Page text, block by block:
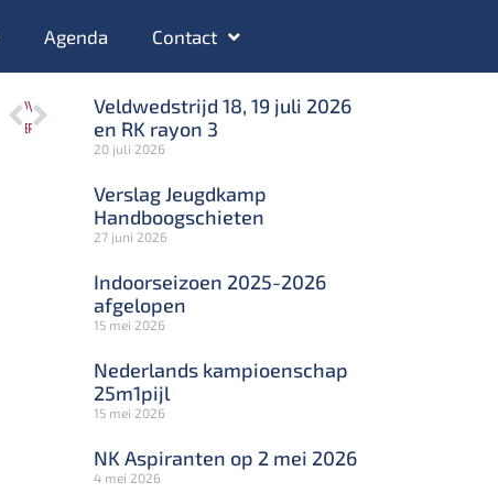
Agenda Contact
VORIGE
Binnen-Buiten fita 13 en 14 april 2024
VOLGENDE
Paastoernooi zondag 31 maart
Veldwedstrijd 18, 19 juli 2026
en RK rayon 3
20 juli 2026
Verslag Jeugdkamp
Handboogschieten
27 juni 2026
Indoorseizoen 2025-2026
afgelopen
15 mei 2026
Nederlands kampioenschap
25m1pijl
15 mei 2026
NK Aspiranten op 2 mei 2026
4 mei 2026